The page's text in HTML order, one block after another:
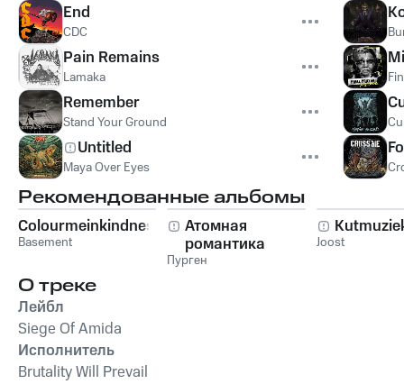
End
CDC
Pain Remains
Lamaka
Remember
Stand Your Ground
Untitled
Maya Over Eyes
Рекомендованные альбомы
Colourmeinkindness
Basement
Атомная
романтика
Пурген
Joost
О треке
Лейбл
Siege Of Amida
Исполнитель
Brutality Will Prevail